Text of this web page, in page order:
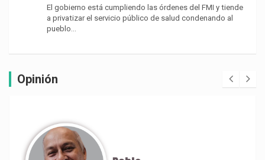
El gobierno está cumpliendo las órdenes del FMI y tiende
a privatizar el servicio público de salud condenando al
pueblo…
Opinión